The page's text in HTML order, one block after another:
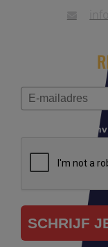
Controleer je
SCHRIJF